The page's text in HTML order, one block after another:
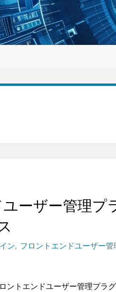
ーザー管理プ
ン, フロントエンドユーザー
ントエンドユーザー管理プラ